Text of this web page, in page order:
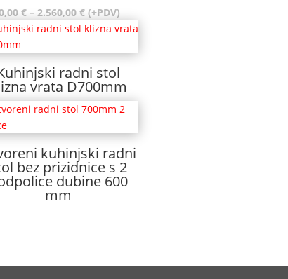
€ – 2.560,00 €Raspon
cijena:
1.050,00 €
do
2.560,00 €
(+PDV)
radni stol
vrata D700mm
kuhinjski radni
bez prizidnice s 2
dubine 600
mm